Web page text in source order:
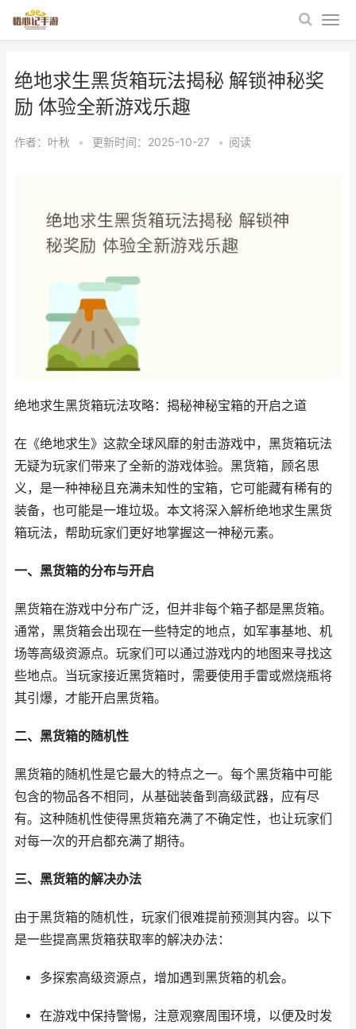
绝地求生黑货箱玩法揭秘 解锁神秘奖
励 体验全新游戏乐趣
作者： 叶秋 • 更新时间：2025-10-27 • 阅读
绝地求生黑货箱玩法攻略：揭秘神秘宝箱的开启之道
在《绝地求生》这款全球风靡的射击游戏中，黑货箱玩法
无疑为玩家们带来了全新的游戏体验。黑货箱，顾名思
义，是一种神秘且充满未知性的宝箱，它可能藏有稀有的
装备，也可能是一堆垃圾。本文将深入解析绝地求生黑货
箱玩法，帮助玩家们更好地掌握这一神秘元素。
一、黑货箱的分布与开启
黑货箱在游戏中分布广泛，但并非每个箱子都是黑货箱。
通常，黑货箱会出现在一些特定的地点，如军事基地、机
场等高级资源点。玩家们可以通过游戏内的地图来寻找这
些地点。当玩家接近黑货箱时，需要使用手雷或燃烧瓶将
其引爆，才能开启黑货箱。
二、黑货箱的随机性
黑货箱的随机性是它最大的特点之一。每个黑货箱中可能
包含的物品各不相同，从基础装备到高级武器，应有尽
有。这种随机性使得黑货箱充满了不确定性，也让玩家们
对每一次的开启都充满了期待。
三、黑货箱的解决办法
由于黑货箱的随机性，玩家们很难提前预测其内容。以下
是一些提高黑货箱获取率的解决办法：
多探索高级资源点，增加遇到黑货箱的机会。
在游戏中保持警惕，注意观察周围环境，以便及时发